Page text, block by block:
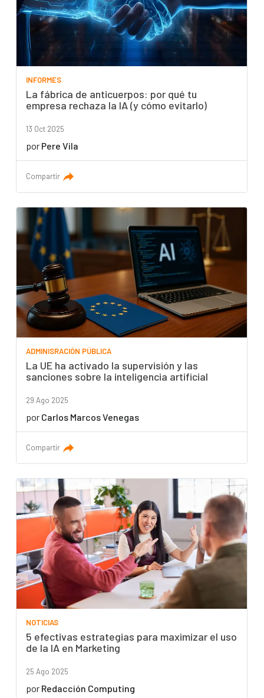
INFORMES
La fábrica de anticuerpos: por qué tu
empresa rechaza la IA (y cómo evitarlo)
13 Oct 2025
por Pere Vila
Compartir
ADMINISRACIÓN PÚBLICA
La UE ha activado la supervisión y las
sanciones sobre la inteligencia artificial
29 Ago 2025
por Carlos Marcos Venegas
Compartir
NOTICIAS
5 efectivas estrategias para maximizar el uso
de la IA en Marketing
25 Ago 2025
por Redacción Computing